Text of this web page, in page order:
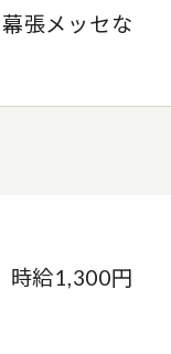
張メッセな
給1,300円